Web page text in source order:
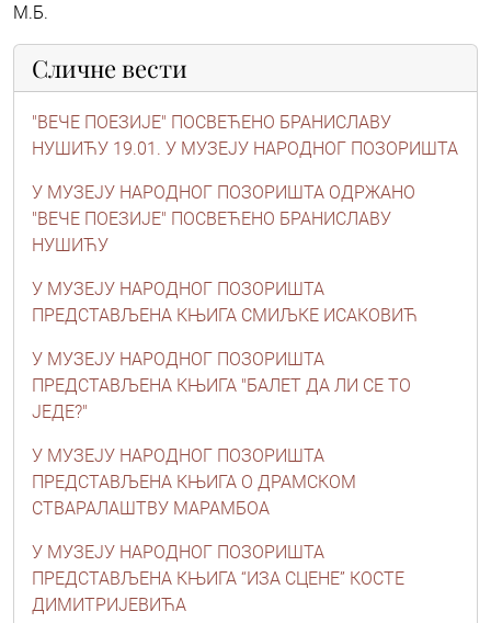
М.Б.
Сличне вести
"ВЕЧЕ ПОЕЗИЈЕ" ПОСВЕЋЕНО БРАНИСЛАВУ
НУШИЋУ 19.01. У МУЗЕЈУ НАРОДНОГ ПОЗОРИШТА
У МУЗЕЈУ НАРОДНОГ ПОЗОРИШТА ОДРЖАНО
"ВЕЧЕ ПОЕЗИЈЕ" ПОСВЕЋЕНО БРАНИСЛАВУ
НУШИЋУ
У МУЗЕЈУ НАРОДНОГ ПОЗОРИШТА
ПРЕДСТАВЉЕНА КЊИГА СМИЉКЕ ИСАКОВИЋ
У МУЗЕЈУ НАРОДНОГ ПОЗОРИШТА
ПРЕДСТАВЉЕНА КЊИГА "БАЛЕТ ДА ЛИ СЕ ТО
ЈЕДЕ?"
У МУЗЕЈУ НАРОДНОГ ПОЗОРИШТА
ПРЕДСТАВЉЕНА КЊИГА О ДРАМСКОМ
СТВАРАЛАШТВУ МАРАМБОА
У МУЗЕЈУ НАРОДНОГ ПОЗОРИШТА
ПРЕДСТАВЉЕНА КЊИГА “ИЗА СЦЕНЕ” КОСТЕ
ДИМИТРИЈЕВИЋА